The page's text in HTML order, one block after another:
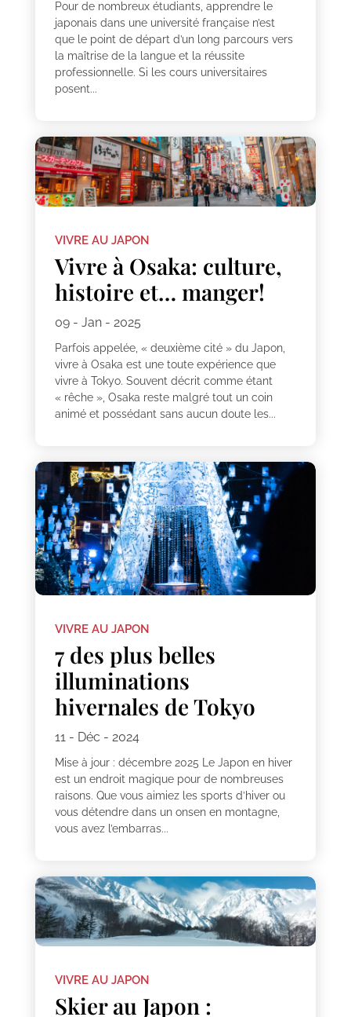
Pour de nombreux étudiants, apprendre le
japonais dans une université française n’est
que le point de départ d’un long parcours vers
la maîtrise de la langue et la réussite
professionnelle. Si les cours universitaires
posent...
VIVRE AU JAPON
Vivre à Osaka: culture,
histoire et… manger!
09 - Jan - 2025
Parfois appelée, « deuxième cité » du Japon,
vivre à Osaka est une toute expérience que
vivre à Tokyo. Souvent décrit comme étant
« rêche », Osaka reste malgré tout un coin
animé et possédant sans aucun doute les...
VIVRE AU JAPON
7 des plus belles
illuminations
hivernales de Tokyo
11 - Déc - 2024
Mise à jour : décembre 2025 Le Japon en hiver
est un endroit magique pour de nombreuses
raisons. Que vous aimiez les sports d’hiver ou
vous détendre dans un onsen en montagne,
vous avez l’embarras...
VIVRE AU JAPON
Skier au Japon :